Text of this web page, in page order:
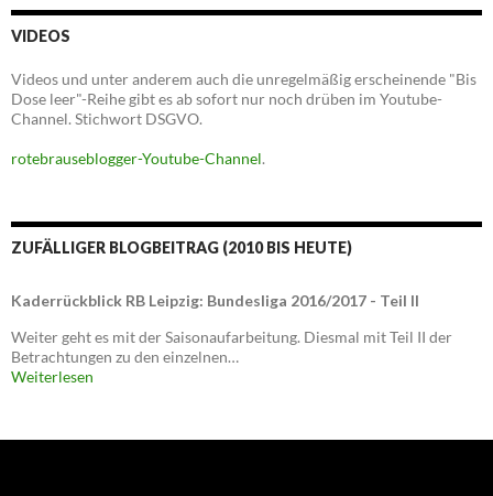
VIDEOS
Videos und unter anderem auch die unregelmäßig erscheinende "Bis
Dose leer"-Reihe gibt es ab sofort nur noch drüben im Youtube-
Channel. Stichwort DSGVO.
rotebrauseblogger-Youtube-Channel.
ZUFÄLLIGER BLOGBEITRAG (2010 BIS HEUTE)
Kaderrückblick RB Leipzig: Bundesliga 2016/2017 - Teil II
Weiter geht es mit der Saisonaufarbeitung. Diesmal mit Teil II der
Betrachtungen zu den einzelnen…
Weiterlesen